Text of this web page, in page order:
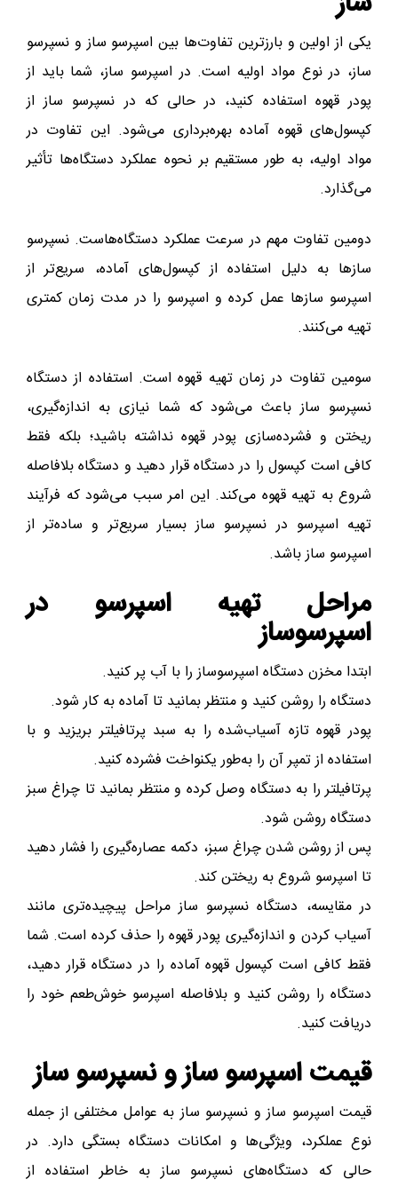
یکی از اولین و بارزترین تفاوت‌ها بین اسپرسو ساز و نسپرسو
ساز، در نوع مواد اولیه است. در اسپرسو ساز، شما باید از
پودر قهوه استفاده کنید، در حالی که در نسپرسو ساز از
کپسول‌های قهوه آماده بهره‌برداری می‌شود. این تفاوت در
مواد اولیه، به طور مستقیم بر نحوه عملکرد دستگاه‌ها تأثیر
می‌گذارد.
دومین تفاوت مهم در سرعت عملکرد دستگاه‌هاست. نسپرسو
سازها به دلیل استفاده از کپسول‌های آماده، سریع‌تر از
اسپرسو سازها عمل کرده و اسپرسو را در مدت زمان کمتری
تهیه می‌کنند.
سومین تفاوت در زمان تهیه قهوه است. استفاده از دستگاه
نسپرسو ساز باعث می‌شود که شما نیازی به اندازه‌گیری،
ریختن و فشرده‌سازی پودر قهوه نداشته باشید؛ بلکه فقط
کافی است کپسول را در دستگاه قرار دهید و دستگاه بلافاصله
شروع به تهیه قهوه می‌کند. این امر سبب می‌شود که فرآیند
تهیه اسپرسو در نسپرسو ساز بسیار سریع‌تر و ساده‌تر از
اسپرسو ساز باشد.
مراحل تهیه اسپرسو در
اسپرسوساز
ابتدا مخزن دستگاه اسپرسوساز را با آب پر کنید.
دستگاه را روشن کنید و منتظر بمانید تا آماده به کار شود.
پودر قهوه تازه آسیاب‌شده را به سبد پرتافیلتر بریزید و با
استفاده از تمپر آن را به‌طور یکنواخت فشرده کنید.
پرتافیلتر را به دستگاه وصل کرده و منتظر بمانید تا چراغ سبز
دستگاه روشن شود.
پس از روشن شدن چراغ سبز، دکمه عصاره‌گیری را فشار دهید
تا اسپرسو شروع به ریختن کند.
در مقایسه، دستگاه نسپرسو ساز مراحل پیچیده‌تری مانند
آسیاب کردن و اندازه‌گیری پودر قهوه را حذف کرده است. شما
فقط کافی است کپسول قهوه آماده را در دستگاه قرار دهید،
دستگاه را روشن کنید و بلافاصله اسپرسو خوش‌طعم خود را
دریافت کنید.
قیمت اسپرسو ساز و نسپرسو ساز
قیمت اسپرسو ساز و نسپرسو ساز به عوامل مختلفی از جمله
نوع عملکرد، ویژگی‌ها و امکانات دستگاه بستگی دارد. در
حالی که دستگاه‌های نسپرسو ساز به‌ خاطر استفاده از